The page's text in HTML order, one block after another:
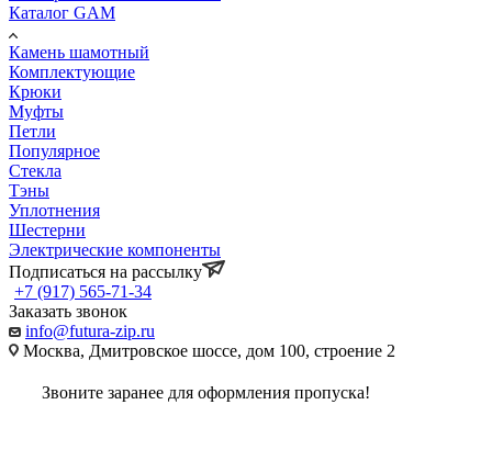
Каталог GAM
Камень шамотный
Комплектующие
Крюки
Муфты
Петли
Популярное
Стекла
Тэны
Уплотнения
Шестерни
Электрические компоненты
Подписаться на рассылку
+7 (917) 565-71-34
Заказать звонок
info@futura-zip.ru
Москва, Дмитровское шоссе, дом 100, строение 2
Звоните заранее для оформления пропуска!